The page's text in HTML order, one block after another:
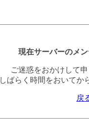
現在サーバーのメン
ご迷惑をおかけして
しばらく時間をおいてか
戻